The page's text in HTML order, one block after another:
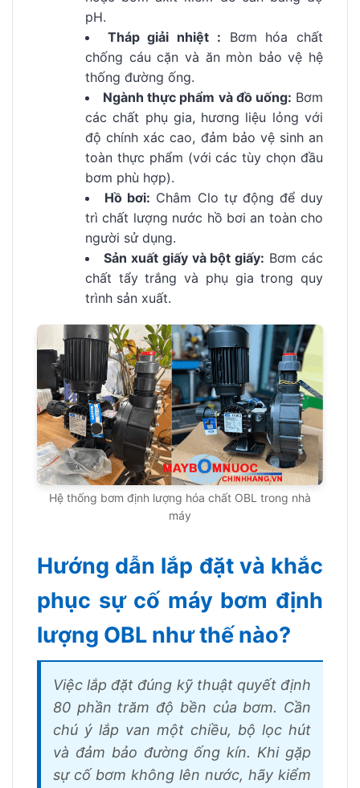
pH.
Tháp giải nhiệt : Bơm hóa chất
chống cáu cặn và ăn mòn bảo vệ hệ
thống đường ống.
Ngành thực phẩm và đồ uống: Bơm
các chất phụ gia, hương liệu lỏng với
độ chính xác cao, đảm bảo vệ sinh an
toàn thực phẩm (với các tùy chọn đầu
bơm phù hợp).
Hồ bơi: Châm Clo tự động để duy
trì chất lượng nước hồ bơi an toàn cho
người sử dụng.
Sản xuất giấy và bột giấy: Bơm các
chất tẩy trắng và phụ gia trong quy
trình sản xuất.
Hệ thống bơm định lượng hóa chất OBL trong nhà
máy
Hướng dẫn lắp đặt và khắc
phục sự cố máy bơm định
lượng OBL như thế nào?
Việc lắp đặt đúng kỹ thuật quyết định
80 phần trăm độ bền của bơm. Cần
chú ý lắp van một chiều, bộ lọc hút
và đảm bảo đường ống kín. Khi gặp
sự cố bơm không lên nước, hãy kiểm